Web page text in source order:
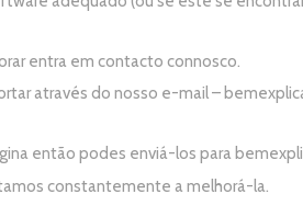
entra em contacto connosco.
através do nosso e-mail –
então podes enviá-los para
constantemente a melhorá-la.